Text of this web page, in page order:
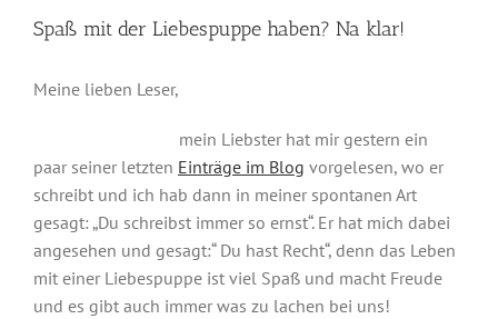
Spaß mit der Liebespuppe haben? Na klar!
Meine lieben Leser,
mein Liebster hat mir gestern ein
paar seiner letzten Einträge im Blog vorgelesen, wo er
schreibt und ich hab dann in meiner spontanen Art
gesagt: „Du schreibst immer so ernst“. Er hat mich dabei
angesehen und gesagt:“ Du hast Recht“, denn das Leben
mit einer Liebespuppe ist viel Spaß und macht Freude
und es gibt auch immer was zu lachen bei uns!